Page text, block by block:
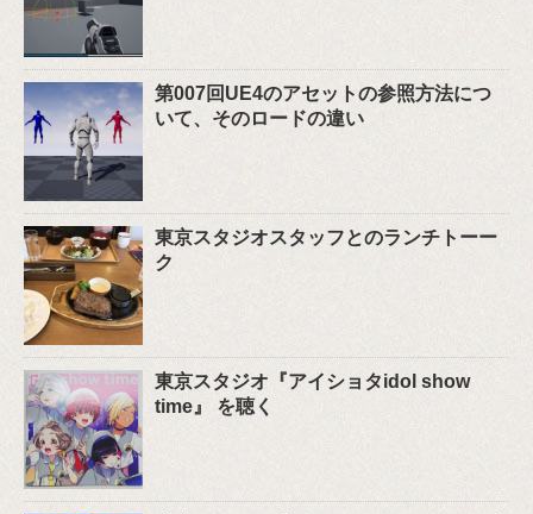
第007回UE4のアセットの参照方法につ
いて、そのロードの違い
東京スタジオスタッフとのランチトーー
ク
東京スタジオ『アイショタidol show
time』 を聴く